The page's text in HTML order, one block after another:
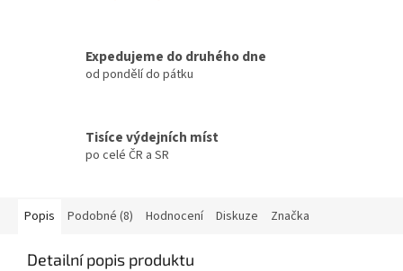
Expedujeme do druhého dne
od pondělí do pátku
Tisíce výdejních míst
po celé ČR a SR
Popis Podobné (8) Hodnocení Diskuze Značka
Detailní popis produktu